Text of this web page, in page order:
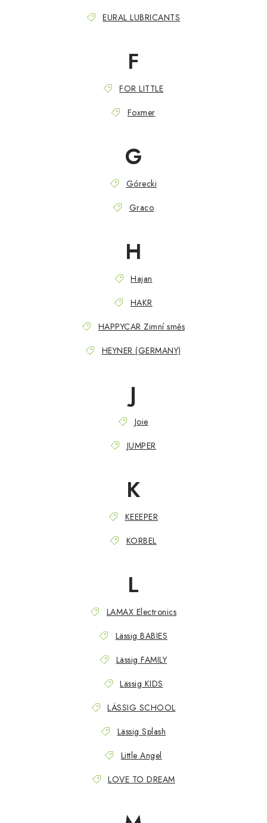
EURAL LUBRICANTS
F
FOR LITTLE
Foxmer
G
Górecki
Graco
H
Hajan
HAKR
HAPPYCAR Zimní směs
HEYNER (GERMANY)
J
Joie
JUMPER
K
KEEEPER
KORBEL
L
LAMAX Electronics
Lässig BABIES
Lässig FAMILY
Lässig KIDS
LÄSSIG SCHOOL
Lässig Splash
Little Angel
LOVE TO DREAM